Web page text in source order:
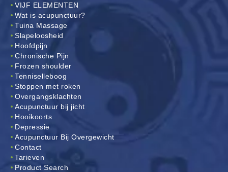
VIJF ELEMENTEN
Wat is acupunctuur?
Tuina Massage
Slapeloosheid
Hoofdpijn
Chronische Pijn
Frozen shoulder
Tenniselleboog
Stoppen met roken
Overgangsklachten
Acupunctuur bij jicht
Hooikoorts
Depressie
Acupunctuur Bij Overgewicht
Contact
Tarieven
Product Search